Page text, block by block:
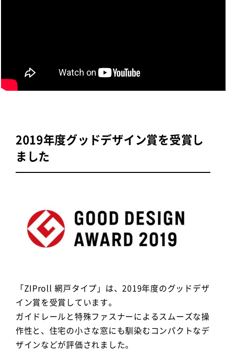
2019年度グッドデザイン賞を受賞し
ました
「ZIProll 網戸タイプ」は、2019年度のグッドデザ
イン賞を受賞しています。
ガイドレールと特殊ファスナーによるスムーズな操
作性と、住宅の小さな窓にも馴染むコンパクトなデ
ザインなどが評価されました。